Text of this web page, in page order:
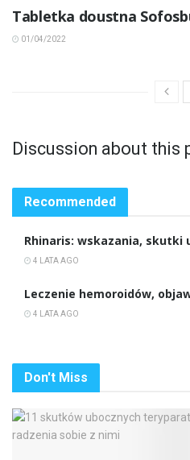
Tabletka doustna
01/04/2022
Discussion about this
Recommended
Rhinaris: wskazania, skutki
4 LATA AGO
Leczenie hemoroidów,
4 LATA AGO
Don't Miss